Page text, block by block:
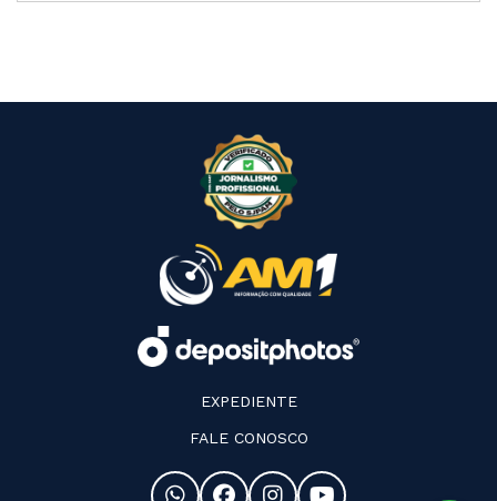
EXPEDIENTE
FALE CONOSCO